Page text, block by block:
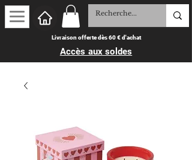
Livraison offerte dès 60 € d'achat
Accès aux soldes